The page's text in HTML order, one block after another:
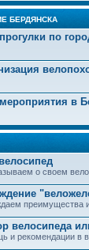
БЕРДЯНСКА
по
в
о своем
преимущества и
велосипеда
и рекомендации в